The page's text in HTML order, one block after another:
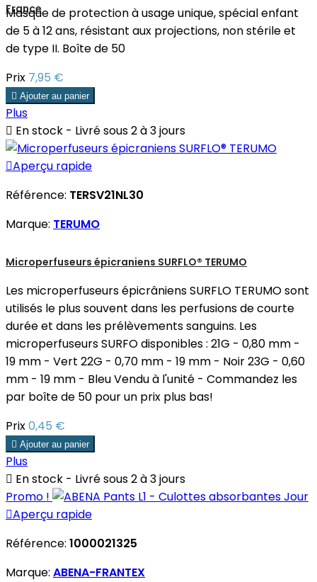
France
Masque de protection à usage unique, spécial enfant
de 5 à 12 ans, résistant aux projections, non stérile et
de type II. Boîte de 50
Prix 7,95 €
 Ajouter au panier
Plus
 En stock - Livré sous 2 à 3 jours
Aperçu rapide
Référence: TERSV21NL30
Marque: TERUMO
Microperfuseurs épicraniens SURFLO® TERUMO
Les microperfuseurs épicrâniens SURFLO TERUMO sont
utilisés le plus souvent dans les perfusions de courte
durée et dans les prélèvements sanguins. Les
microperfuseurs SURFO disponibles : 21G - 0,80 mm -
19 mm - Vert 22G - 0,70 mm - 19 mm - Noir 23G - 0,60
mm - 19 mm - Bleu Vendu à l'unité - Commandez les
par boîte de 50 pour un prix plus bas!
Prix0,45 €
 Ajouter au panier
Plus
 En stock - Livré sous 2 à 3 jours
Promo !
Aperçu rapide
Référence: 1000021325
Marque: ABENA-FRANTEX